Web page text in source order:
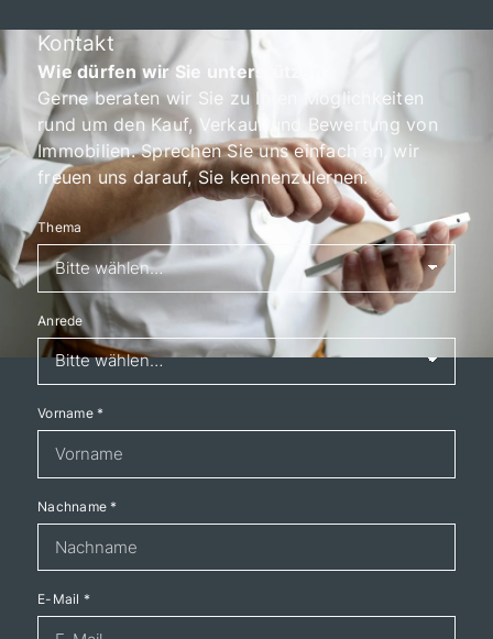
Kontakt
Wie dürfen wir Sie unterstützen?
Gerne beraten wir Sie zu Ihren Möglichkeiten
rund um den Kauf, Verkauf und Bewertung von
Immobilien. Sprechen Sie uns einfach an, wir
freuen uns darauf, Sie kennenzulernen.
Thema
Anrede
Vorname*
Nachname*
E-Mail *